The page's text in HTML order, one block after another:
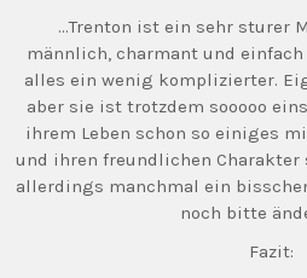
…Trenton ist ein sehr sturer
männlich, charmant und einfach
alles ein wenig komplizierter.
aber sie ist trotzdem sooooo
ihrem Leben schon so einiges
und ihren freundlichen Charakter
allerdings manchmal ein
noch bitte
Fazit: